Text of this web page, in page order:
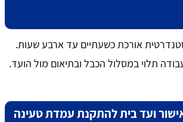
אורכת כשעתיים עד ארבע שעות.
תלוי במסלול הכבל ובתיאום מול הועד.
ועד בית להתקנת עמדת טעינה